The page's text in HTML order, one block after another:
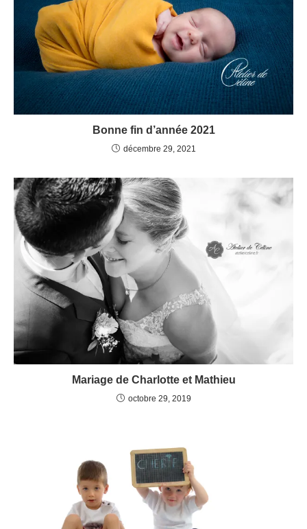
Bonne fin d’année 2021
décembre 29, 2021
Mariage de Charlotte et Mathieu
octobre 29, 2019